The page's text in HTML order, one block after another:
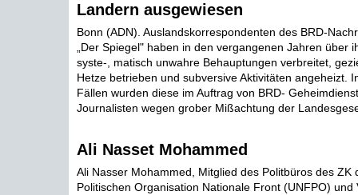
Landern ausgewiesen
Bonn (ADN). Auslandskorrespondenten des BRD-
„Der Spiegel" haben in den vergangenen Jahren über
syste-, matisch unwahre Behauptungen verbreitet,
Hetze betrieben und subversive Aktivitäten angeheizt.
Fällen wurden diese im Auftrag von BRD-
Journalisten wegen grober Mißachtung der
Ali Nasset Mohammed
Ali Nasser Mohammed, Mitglied des Politbüros des ZK
Politischen Organisation Nationale Front (UNFPO) und